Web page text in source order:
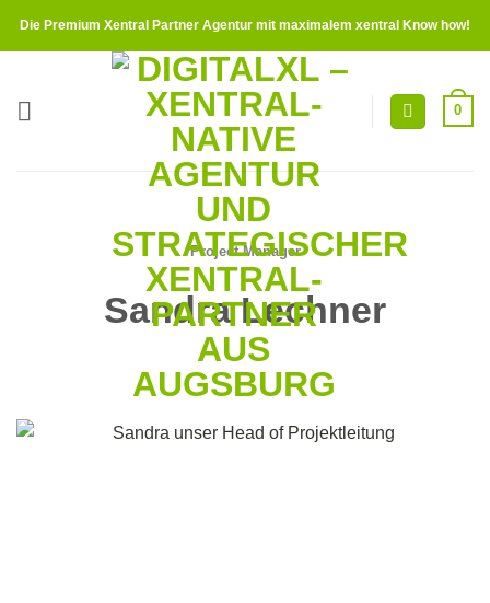
Die Premium Xentral Partner Agentur mit maximalem xentral Know how!
0
Project Manager
Sandra Lechner